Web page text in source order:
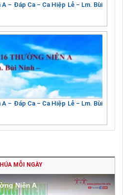
– Đáp Ca – Ca Hiệp Lễ – Lm. Bùi
– Đáp Ca – Ca Hiệp Lễ – Lm. Bùi
MỖI NGÀY
Niên A